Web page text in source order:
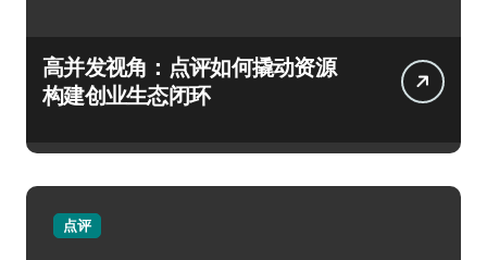
高并发视角：点评如何撬动资源
构建创业生态闭环
点评